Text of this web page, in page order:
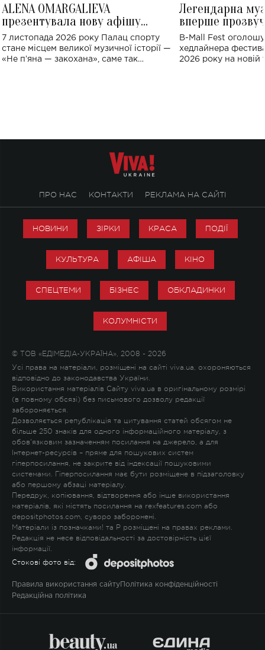
ALENA OMARGALIEVA
презентувала нову афішу
великого концерту в Палаці
спорту
7 листопада 2026 року Палац спорту
стане місцем великої музичної історії —
«Не пʼяна — закохана», саме так
Легендарна
вперше
Україні: де
B-Mall Fest
хедлайнера
2026 року на новій
ПРО НАС КОНТАКТИ РЕКЛАМА НА САЙТІ
НОВИНИ ЗІРКИ КРАСА ПОДІЇ
КУЛЬТУРА АФІША КІНО
СПЕЦТЕМИ БІЗНЕС ОБКЛАДИНКИ
КОЛУМНІСТИ
© ТОВ «ЕДІМЕДІА-УКРАЇНА», 2008 - 2026
Усі права на матеріали, розміщені на сайті viva.ua, охороняються
відповідно до законодавства України.
Використання матеріалів Сайту viva.ua в оригінальному розмірі
(в повному обсязі) без письмового дозволу редакції
забороняється.
Дозволяється републікація та цитування статей обсягом не
більше 250 знаків для одного інформаційного матеріалу, з
обов'язковим зазначенням посилання на джерело, а для
Інтернет-ресурсів – пряме для пошукових систем
гіперпосилання, не закрите від індексації пошуковими
системами. Гіперпосилання має бути розміщене в підзаголовку
або першому абзаці матеріалу.
Передрук, копіювання, відтворення або інше використання
матеріалів, які містять посилання на rexfeatures.com або
depositphotos.com, суворо заборонені.
Матеріали із позначками! та P розміщені на правах реклами.
Редакція не несе відповідальності за достовірність цієї
інформації.
Стокові фото від:
Правила використання сайту Політика конфіденційності
Редакційна політика